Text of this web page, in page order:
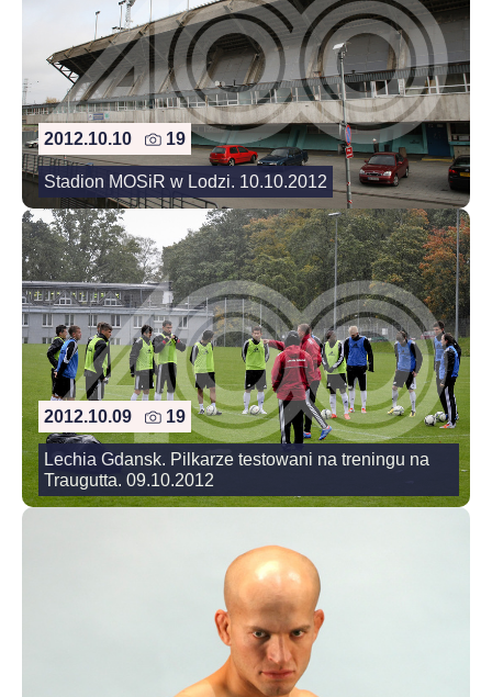
2012.10.10 19
Stadion MOSiR w Lodzi. 10.10.2012
2012.10.09 19
Lechia Gdansk. Pilkarze testowani na treningu na
Traugutta. 09.10.2012